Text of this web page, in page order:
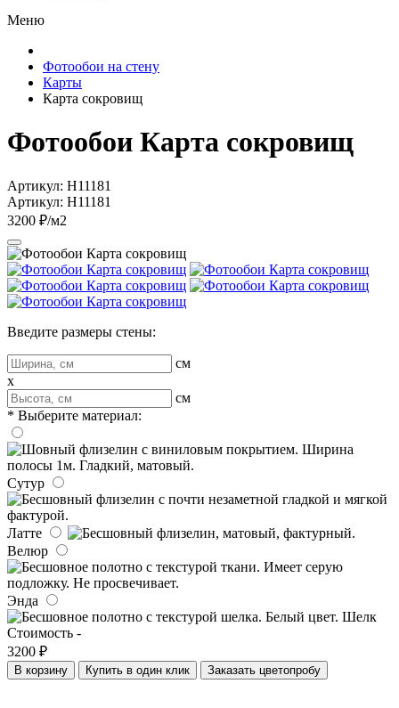
Меню
Фотообои на стену
Карты
Карта сокровищ
Фотообои Карта сокровищ
Артикул: H11181
Артикул: H11181
3200 ₽/м2
Введите размеры стены:
см
x
см
* Выберите материал:
Сутур
Латте
Велюр
Энда
Шелк
Стоимость -
3200 ₽
В корзину Купить в один клик Заказать цветопробу